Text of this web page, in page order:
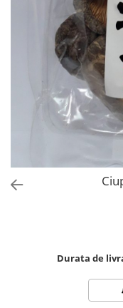
Durata de